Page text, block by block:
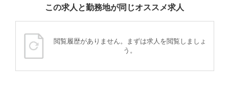
この求人と勤務地が同じオススメ求人
閲覧履歴がありません。まずは求人を閲覧しましょ
う。